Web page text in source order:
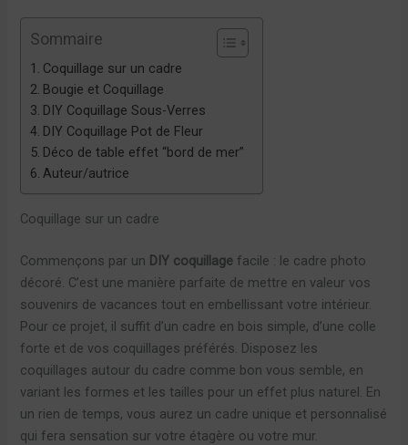
Sommaire
Coquillage sur un cadre
Bougie et Coquillage
DIY Coquillage Sous-Verres
DIY Coquillage Pot de Fleur
Déco de table effet “bord de mer”
Auteur/autrice
Coquillage sur un cadre
Commençons par un DIY coquillage facile : le cadre photo
décoré. C’est une manière parfaite de mettre en valeur vos
souvenirs de vacances tout en embellissant votre intérieur.
Pour ce projet, il suffit d’un cadre en bois simple, d’une colle
forte et de vos coquillages préférés. Disposez les
coquillages autour du cadre comme bon vous semble, en
variant les formes et les tailles pour un effet plus naturel. En
un rien de temps, vous aurez un cadre unique et personnalisé
qui fera sensation sur votre étagère ou votre mur.